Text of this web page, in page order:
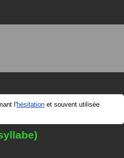
l'hésitation et souvent utilisée